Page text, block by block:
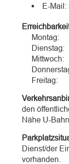
E-Mail:
Montag:
Dienstag:
Mittwoch:
Freitag:
den
Nähe U-
Dienst/der
vorhanden.